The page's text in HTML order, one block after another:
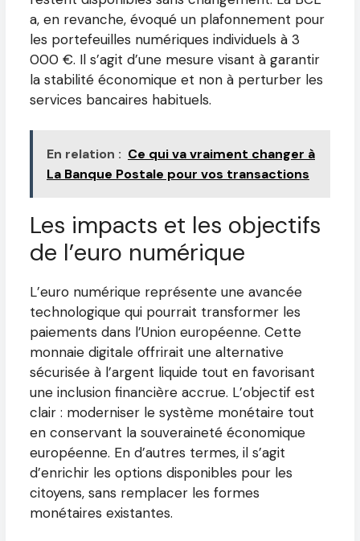
a, en revanche, évoqué un plafonnement pour
les portefeuilles numériques individuels à 3
000 €. Il s’agit d’une mesure visant à garantir
la stabilité économique et non à perturber les
services bancaires habituels.
En relation : Ce qui va vraiment changer à
La Banque Postale pour vos transactions
Les impacts et les objectifs
de l’euro numérique
L’euro numérique représente une avancée
technologique qui pourrait transformer les
paiements dans l’Union européenne. Cette
monnaie digitale offrirait une alternative
sécurisée à l’argent liquide tout en favorisant
une inclusion financière accrue. L’objectif est
clair : moderniser le système monétaire tout
en conservant la souveraineté économique
européenne. En d’autres termes, il s’agit
d’enrichir les options disponibles pour les
citoyens, sans remplacer les formes
monétaires existantes.